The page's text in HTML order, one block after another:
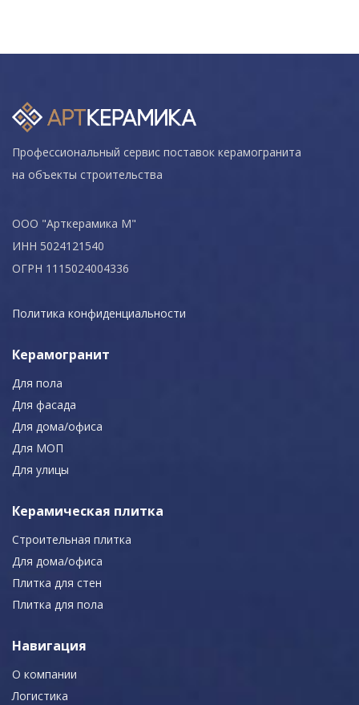
Профессиональный сервис поставок керамогранита
на объекты строительства
ООО "Арткерамика М"
ИНН 5024121540
ОГРН 1115024004336
Политика конфиденциальности
Керамогранит
Для пола
Для фасада
Для дома/офиса
Для МОП
Для улицы
Керамическая плитка
Строительная плитка
Для дома/офиса
Плитка для стен
Плитка для пола
Навигация
О компании
Логистика